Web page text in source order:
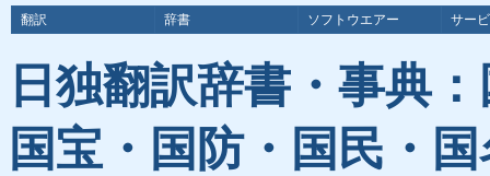
翻訳 辞書 ソフトウエアー サー
日独翻訳辞書・事典
国宝・国防・国民・